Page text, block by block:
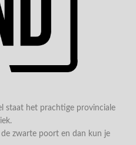
staat het prachtige provinciale
zwarte poort en dan kun je